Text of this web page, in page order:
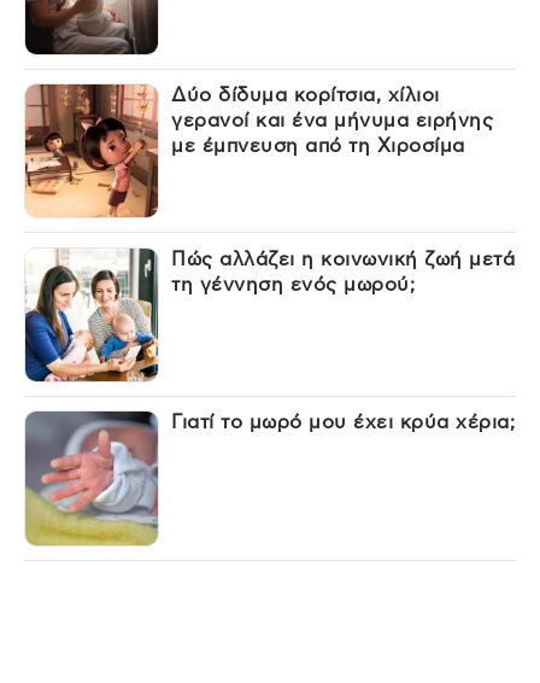
Δύο δίδυμα κορίτσια, χίλιοι
γερανοί και ένα μήνυμα ειρήνης
με έμπνευση από τη Χιροσίμα
Πώς αλλάζει η κοινωνική ζωή μετά
τη γέννηση ενός μωρού;
Γιατί το μωρό μου έχει κρύα χέρια;